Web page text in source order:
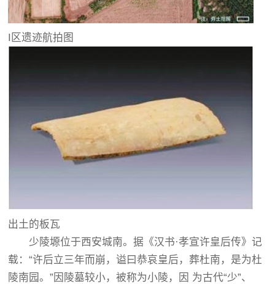
I区遗迹航拍图
出土的板瓦
少陵塬位于西安城南。据《汉书·孝宣许皇后传》记
载：“许后立三年而崩，谥曰恭哀皇后，葬杜南，是为杜
陵南园。”因陵墓较小，被称为小陵，因 为古代“少”、